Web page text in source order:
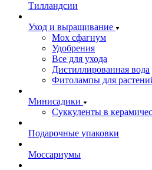
Тилландсии
Уход и выращивание
Мох сфагнум
Удобрения
Все для ухода
Дистиллированная вода
Фитолампы для
Минисадики
Суккуленты в
Подарочные упаковки
Моссариумы